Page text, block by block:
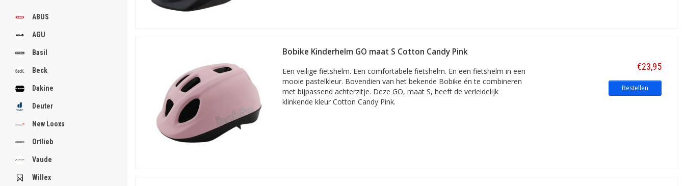
ABUS
AGU
Basil
Beck
Dakine
Deuter
New Looxs
Ortlieb
Vaude
Willex
Bobike Kinderhelm GO maat S Cotton Candy Pink
Een veilige fietshelm. Een comfortabele fietshelm. En een fietshelm in een
mooie pastelkleur. Bovendien van het bekende Bobike én te combineren
met bijpassend achterzitje. Deze GO, maat S, heeft de verleidelijk
klinkende kleur Cotton Candy Pink.
€23,95
Bestellen